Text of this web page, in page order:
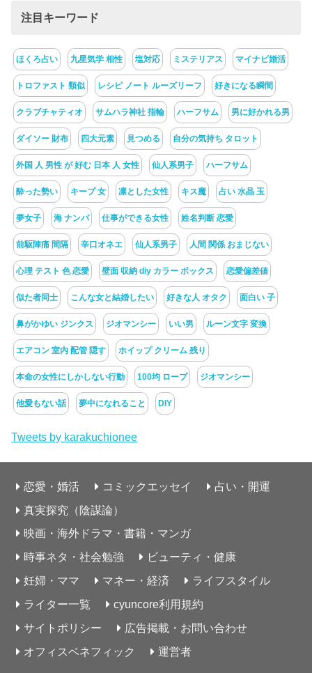
注目キーワード
ほくろ占い 九星気学 相性 塩対応 ミステリアス マイナビ婚活
トロファスト 類似 レシピ ノート ルーズリーフ 好きになる瞬間
クラブチャティオ サムハラ神社 指輪 ハーフサム 男に好かれる男
ダイソー 財布 四大元素 見つめる 自分の気持ち タロット
外国 人 男性 が 好む 日本 人 女性 仙人系男子 ハーフサム
酔った勢い キープ 女 凛とした女性 キス魔 占い 水晶 玉
夢女子 海 ナンパ 仕事ができる女性 姓名判断 恋愛
前駆陣痛 間隔 辛口オネエ 仙人系男子 人間 関係 おまじない
心理 テスト 色 恋愛 壁面 収納 diy カラー ボックス 恋愛偏差値
似た者同士 こんな女と結婚したい 好きな人 オタク 面白い 子
鼻がかゆい ジンクス ジオマンシー いい男 ルーン文字 変換
エアコン 室内 配管 隠す ホイップ クリーム 残り
本命の女性にしかしない行動 100均 ロープ ジオマンシー
他愛もない話 夢中になれること DIY
Tweets by karakuchionee
恋愛・婚活 コミックエッセイ
占い・開運
真実探究（陰謀論）
映画・海外ドラマ・書籍・マンガ
時事ネタ・社会勉強
ビューティ・健康
妊婦・ママ
マネー・経済
ライフスタイル
ライター一覧
cyuncore利用規約
サイトポリシー
広告掲載・お問い合わせ
オフィスベネフィック
運営者